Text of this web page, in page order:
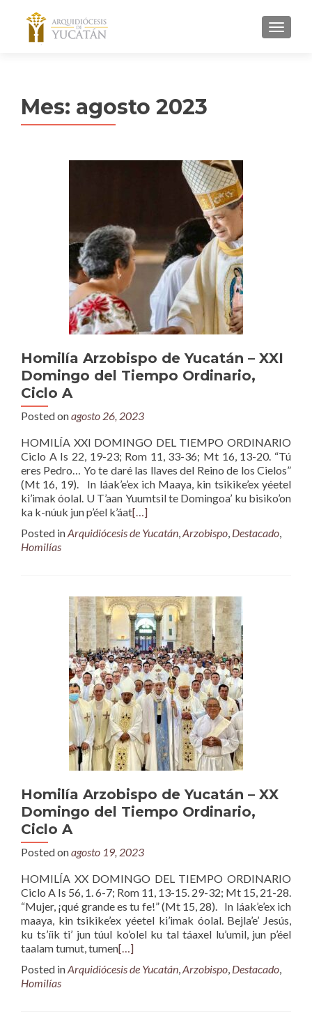
MENU
Mes: agosto 2023
Homilía Arzobispo de Yucatán – XXI
Domingo del Tiempo Ordinario,
Ciclo A
Posted onagosto 26, 2023
HOMILÍA XXI DOMINGO DEL TIEMPO ORDINARIO
Ciclo A Is 22, 19-23; Rom 11, 33-36; Mt 16, 13-20. “Tú
eres Pedro… Yo te daré las llaves del Reino de los Cielos”
(Mt 16, 19). In láak’e’ex ich Maaya, kin tsikike’ex yéetel
ki’imak óolal. U T’aan Yuumtsil te Domingoa’ ku bisiko’on
ka k-núuk jun p’éel k’áat[…]
Posted inArquidiócesis de Yucatán,Arzobispo, Destacado,
Homilías
Homilía Arzobispo de Yucatán – XX
Domingo del Tiempo Ordinario,
Ciclo A
Posted onagosto 19, 2023
HOMILÍA XX DOMINGO DEL TIEMPO ORDINARIO
Ciclo A Is 56, 1. 6-7; Rom 11, 13-15. 29-32; Mt 15, 21-28.
“Mujer, ¡qué grande es tu fe!” (Mt 15, 28). In láak’e’ex ich
maaya, kin tsikike’ex yéetel ki’imak óolal. Bejla’e’ Jesús,
ku ts’íik ti’ jun túul ko’olel ku tal táaxel lu’umil, jun p’éel
taalam tumut, tumen[…]
Posted inArquidiócesis de Yucatán,Arzobispo, Destacado,
Homilías